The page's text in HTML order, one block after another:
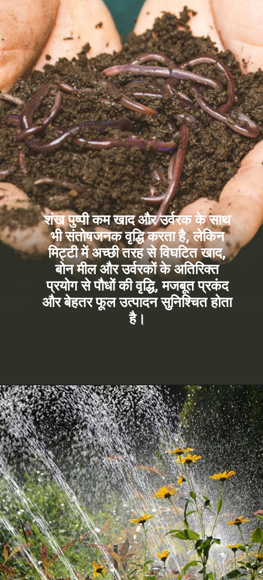
शंख पुष्पी कम खाद और उर्वरक के साथ
भी संतोषजनक वृद्धि करता है, लेकिन
मिट्टी में अच्छी तरह से विघटित खाद,
बोन मील और उर्वरकों के अतिरिक्त
प्रयोग से पौधों की वृद्धि, मजबूत प्रकंद
और बेहतर फूल उत्पादन सुनिश्चित होता
है।